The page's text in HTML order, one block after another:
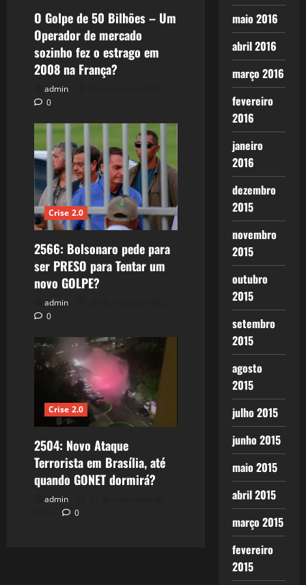
O Golpe de 50 Bilhões – Um
Operador de mercado
sozinho fez o estrago em
2008 na França?
admin
0
Crise 2.0
2566: Bolsonaro pede para
ser PRESO para Tentar um
novo GOLPE?
admin
0
Crise 2.0
2504: Novo Ataque
Terrorista em Brasília, até
quando GONET dormirá?
admin
0
maio 2016
abril 2016
março 2016
fevereiro
2016
janeiro
2016
dezembro
2015
novembro
2015
outubro
2015
setembro
2015
agosto
2015
julho 2015
junho 2015
maio 2015
abril 2015
março 2015
fevereiro
2015